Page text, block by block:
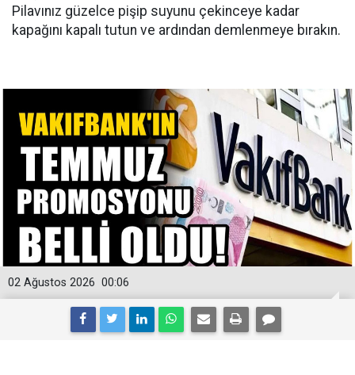
Pilavınız güzelce pişip suyunu çekinceye kadar
kapağını kapalı tutun ve ardından demlenmeye bırakın.
00:06
02 Ağustos 2026